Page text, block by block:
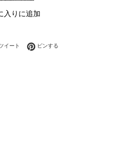
入りに追加
でシェアする
イート Twitterに投稿する
ピンする